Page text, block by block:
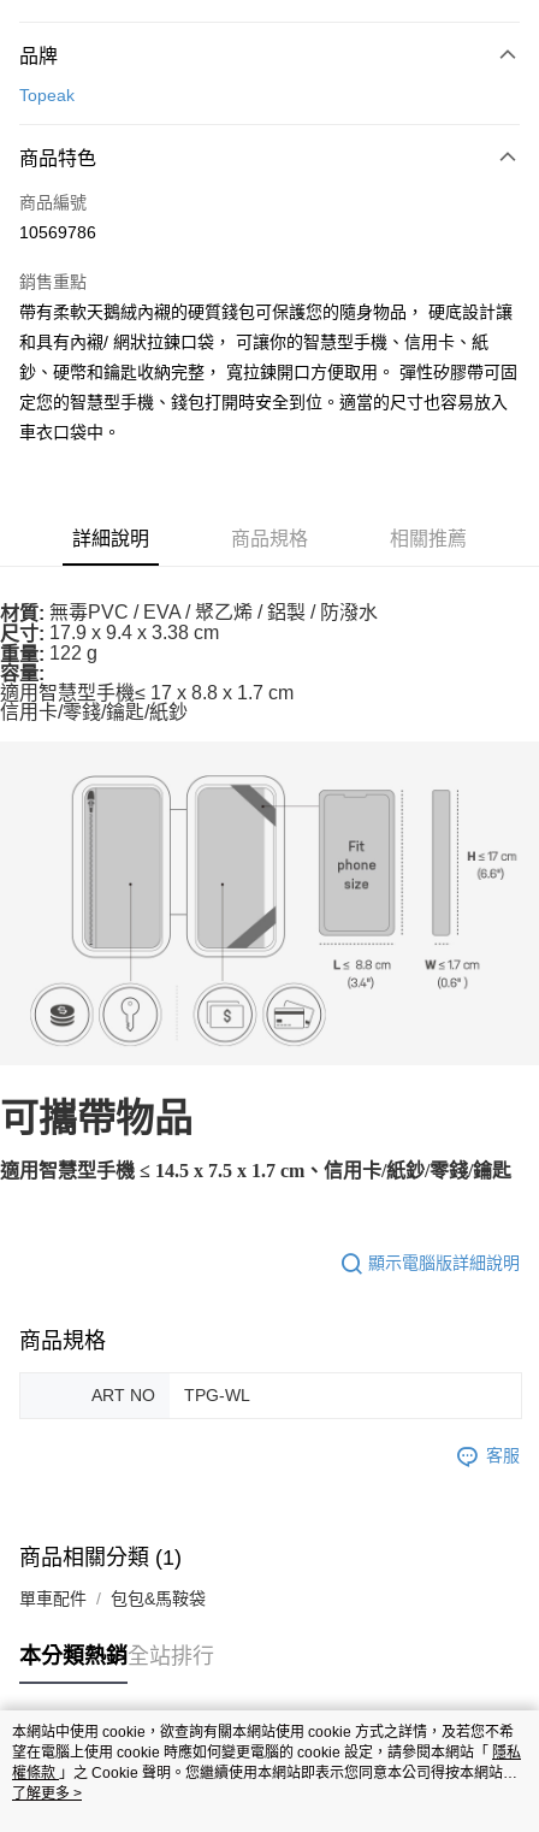
信用卡一次付款
Apple Pay
ATM付款
全家取貨付款
每筆NT$90
付款後全家取貨
每筆NT$90
付款後7-11取貨
每筆NT$60，滿NT$10,000(含以上)免運費
宅配
每筆NT$80
離島宅配
每筆NT$100
品牌
Topeak
商品特色
商品編號
10569786
銷售重點
帶有柔軟天鵝絨內襯的硬質錢包可保護您的隨身物品， 硬底設計讓
和具有內襯/ 網狀拉鍊口袋， 可讓你的智慧型手機、信用卡、紙
鈔、硬幣和鑰匙收納完整， 寬拉鍊開口方便取用。 彈性矽膠帶可固
定您的智慧型手機、錢包打開時安全到位。適當的尺寸也容易放入
車衣口袋中。
詳細說明 商品規格 相關推薦
材質: 無毒PVC / EVA / 聚乙烯 / 鋁製 / 防潑水
尺寸: 17.9 x 9.4 x 3.38 cm
重量: 122 g
容量:
適用智慧型手機≤ 17 x 8.8 x 1.7 cm
信用卡/零錢/鑰匙/紙鈔
可攜帶物品
適用智慧型手機 ≤ 14.5 x 7.5 x 1.7 cm、信用卡/紙鈔/零錢/鑰匙
顯示電腦版詳細說明
商品規格
ART NO TPG-WL
客服
商品相關分類 (1)
單車配件 包包&馬鞍袋
本分類熱銷全站排行
熱門標籤
本網站中使用 cookie，欲查詢有關本網站使用 cookie 方式之詳情，及若您不希
望在電腦上使用 cookie 時應如何變更電腦的 cookie 設定，請參閱本網站「 隱私
權條款 」之 Cookie 聲明。您繼續使用本網站即表示您同意本公司得按本網站使
用條款之 Cookie 聲明使用 cookie。
了解更多 >